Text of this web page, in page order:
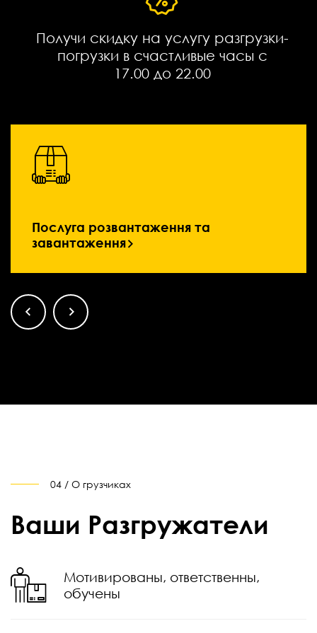
Получи скидку на услугу разгрузки-
погрузки в счастливые часы с
17.00 до 22.00
Послуга розвантаження та
завантаження
04 / О грузчиках
Ваши Разгружатели
Мотивированы, ответственны,
обучены